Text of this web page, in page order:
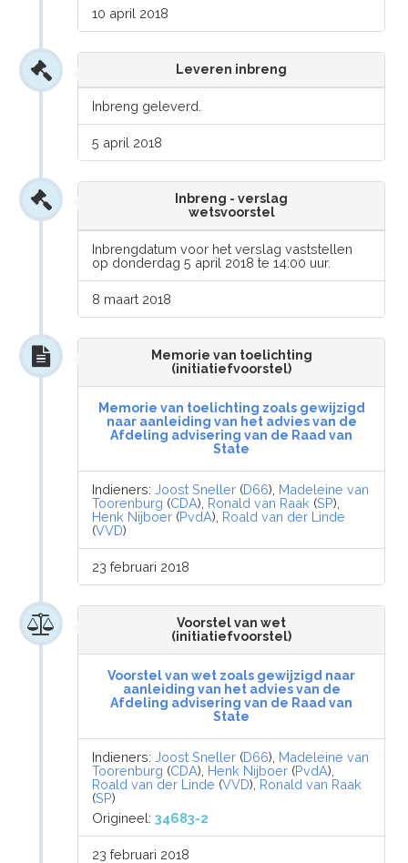
10 april 2018
Leveren inbreng
Inbreng geleverd.
5 april 2018
Inbreng - verslag
wetsvoorstel
Inbrengdatum voor het verslag vaststellen
op donderdag 5 april 2018 te 14:00 uur.
8 maart 2018
Memorie van toelichting
(initiatiefvoorstel)
Memorie van toelichting zoals gewijzigd
naar aanleiding van het advies van de
Afdeling advisering van de Raad van
State
Indieners:Joost Sneller (D66), Madeleine van
Toorenburg (CDA), Ronald van Raak (SP),
Henk Nijboer (PvdA), Roald van der Linde
(VVD)
23 februari 2018
Voorstel van wet
(initiatiefvoorstel)
Voorstel van wet zoals gewijzigd naar
aanleiding van het advies van de
Afdeling advisering van de Raad van
State
Indieners:Joost Sneller (D66), Madeleine van
Toorenburg (CDA), Henk Nijboer (PvdA),
Roald van der Linde (VVD), Ronald van Raak
(SP)
Origineel:34683-2
23 februari 2018